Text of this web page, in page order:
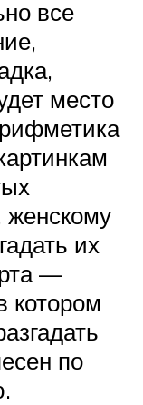
все
место
женскому
их
—
котором
по